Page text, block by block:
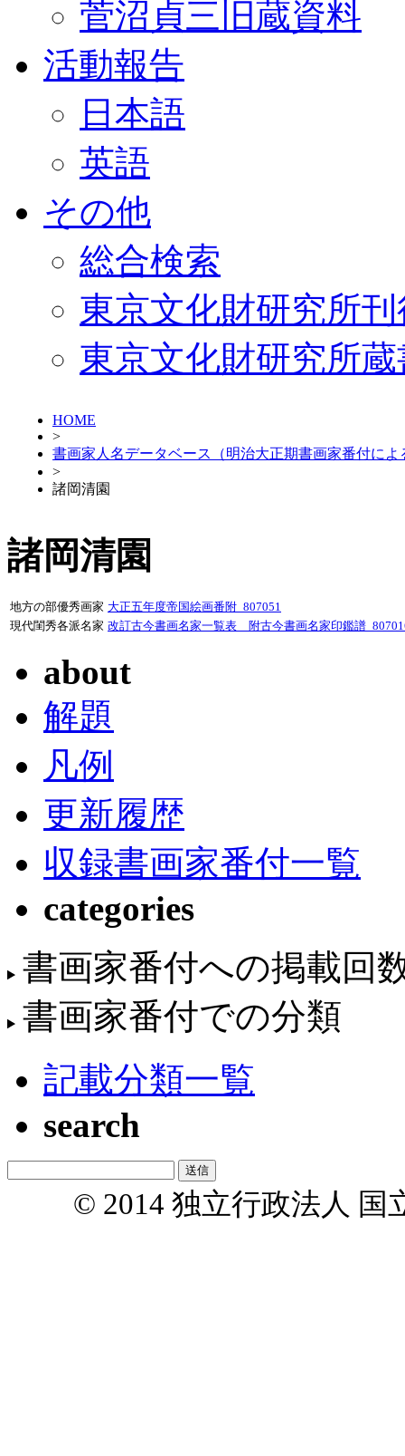
菅沼貞三旧蔵資料
活動報告
日本語
英語
その他
総合検索
東京文化財研究所
東京文化財研究所
HOME
>
書画家人名データベース（明治大正期書画家番付によ
>
諸岡清園
諸岡清園
地方の部優秀画家 大正五年度帝国絵画番附_807051
現代閨秀各派名家 改訂古今書画名家一覧表 附古今書画名家印鑑譜
about
解題
凡例
更新履歴
収録書画家番付一覧
categories
書画家番付への掲載回
書画家番付での分類
記載分類一覧
search
© 2014 独立行政法人 国